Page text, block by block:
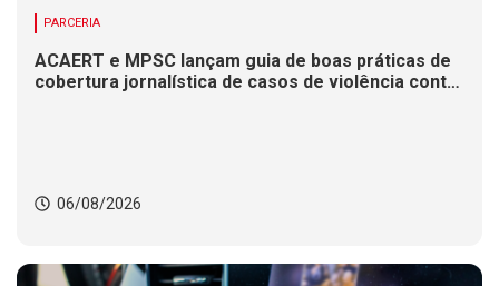
PARCERIA
ACAERT e MPSC lançam guia de boas práticas de
cobertura jornalística de casos de violência contra
06/08/2026